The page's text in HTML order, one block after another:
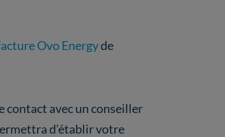
Ovo Energyde
contact avec un conseiller
d’établir votre